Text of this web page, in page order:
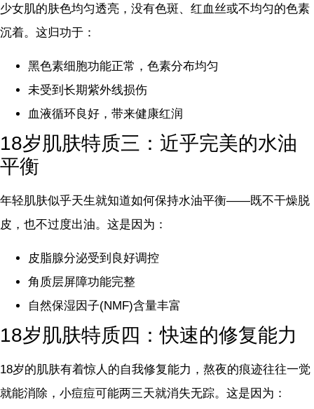
少女肌的肤色均匀透亮，没有色斑、红血丝或不均匀的色素
沉着。这归功于：
黑色素细胞功能正常，色素分布均匀
未受到长期紫外线损伤
血液循环良好，带来健康红润
18岁肌肤特质三：近乎完美的水油
平衡
年轻肌肤似乎天生就知道如何保持水油平衡——既不干燥脱
皮，也不过度出油。这是因为：
皮脂腺分泌受到良好调控
角质层屏障功能完整
自然保湿因子(NMF)含量丰富
18岁肌肤特质四：快速的修复能力
18岁的肌肤有着惊人的自我修复能力，熬夜的痕迹往往一觉
就能消除，小痘痘可能两三天就消失无踪。这是因为：